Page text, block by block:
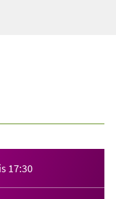
17:30